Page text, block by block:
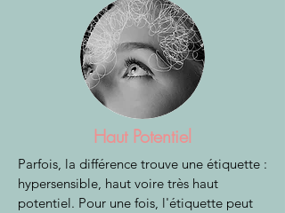
Haut Potentiel
Parfois, la différence trouve une étiquette :
hypersensible, haut voire très haut
potentiel. Pour une fois, l'étiquette peut